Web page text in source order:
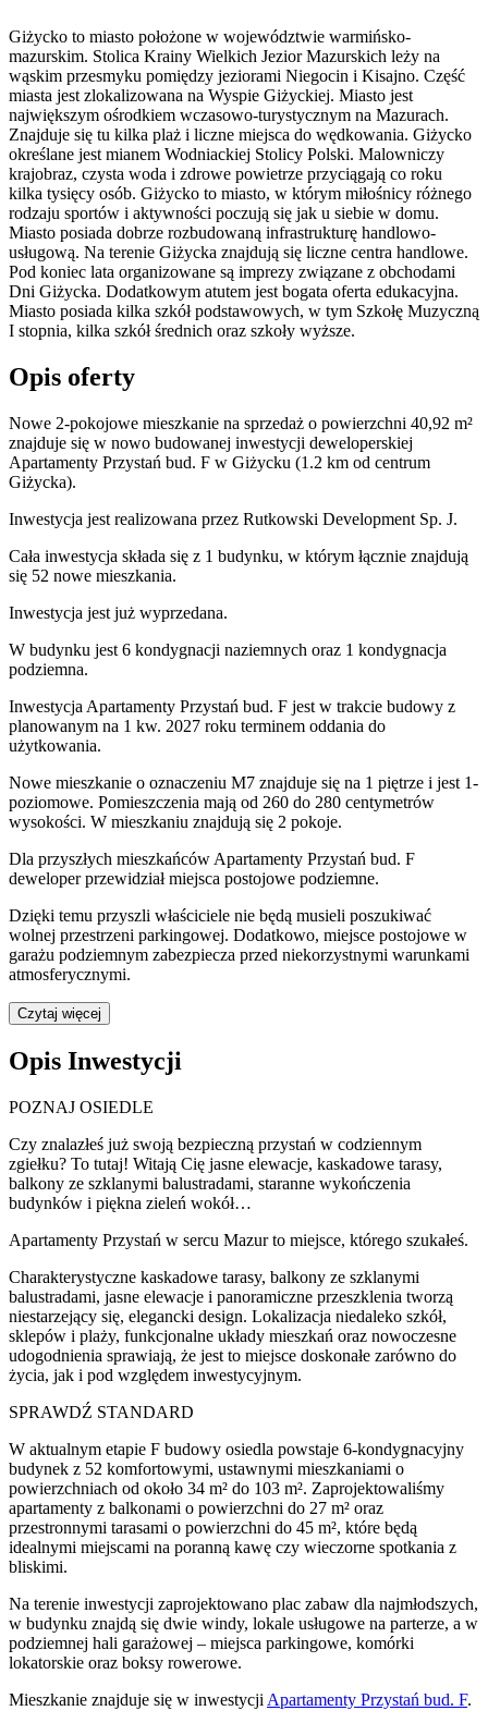
Giżycko to miasto położone w województwie warmińsko-
mazurskim. Stolica Krainy Wielkich Jezior Mazurskich leży na
wąskim przesmyku pomiędzy jeziorami Niegocin i Kisajno. Część
miasta jest zlokalizowana na Wyspie Giżyckiej. Miasto jest
największym ośrodkiem wczasowo-turystycznym na Mazurach.
Znajduje się tu kilka plaż i liczne miejsca do wędkowania. Giżycko
określane jest mianem Wodniackiej Stolicy Polski. Malowniczy
krajobraz, czysta woda i zdrowe powietrze przyciągają co roku
kilka tysięcy osób. Giżycko to miasto, w którym miłośnicy różnego
rodzaju sportów i aktywności poczują się jak u siebie w domu.
Miasto posiada dobrze rozbudowaną infrastrukturę handlowo-
usługową. Na terenie Giżycka znajdują się liczne centra handlowe.
Pod koniec lata organizowane są imprezy związane z obchodami
Dni Giżycka. Dodatkowym atutem jest bogata oferta edukacyjna.
Miasto posiada kilka szkół podstawowych, w tym Szkołę Muzyczną
I stopnia, kilka szkół średnich oraz szkoły wyższe.
Opis oferty
Nowe 2-pokojowe mieszkanie na sprzedaż o powierzchni 40,92 m²
znajduje się w nowo budowanej inwestycji deweloperskiej
Apartamenty Przystań bud. F w Giżycku (1.2 km od centrum
Giżycka).
Inwestycja jest realizowana przez Rutkowski Development Sp. J.
Cała inwestycja składa się z 1 budynku, w którym łącznie znajdują
się 52 nowe mieszkania.
Inwestycja jest już wyprzedana.
W budynku jest 6 kondygnacji naziemnych oraz 1 kondygnacja
podziemna.
Inwestycja Apartamenty Przystań bud. F jest w trakcie budowy z
planowanym na 1 kw. 2027 roku terminem oddania do
użytkowania.
Nowe mieszkanie o oznaczeniu M7 znajduje się na 1 piętrze i jest 1-
poziomowe. Pomieszczenia mają od 260 do 280 centymetrów
wysokości. W mieszkaniu znajdują się 2 pokoje.
Dla przyszłych mieszkańców Apartamenty Przystań bud. F
deweloper przewidziałmiejsca postojowe podziemne.
Dzięki temu przyszli właściciele nie będą musieli poszukiwać
wolnej przestrzeni parkingowej. Dodatkowo, miejsce postojowe w
garażu podziemnym zabezpiecza przed niekorzystnymi warunkami
atmosferycznymi.
Czytaj więcej
Opis Inwestycji
POZNAJ OSIEDLE
Czy znalazłeś już swoją bezpieczną przystań w codziennym
zgiełku? To tutaj! Witają Cię jasne elewacje, kaskadowe tarasy,
balkony ze szklanymi balustradami, staranne wykończenia
budynków i piękna zieleń wokół…
Apartamenty Przystań w sercu Mazur to miejsce, którego szukałeś.
Charakterystyczne kaskadowe tarasy, balkony ze szklanymi
balustradami, jasne elewacje i panoramiczne przeszklenia tworzą
niestarzejący się, elegancki design. Lokalizacja niedaleko szkół,
sklepów i plaży, funkcjonalne układy mieszkań oraz nowoczesne
udogodnienia sprawiają, że jest to miejsce doskonałe zarówno do
życia, jak i pod względem inwestycyjnym.
SPRAWDŹ STANDARD
W aktualnym etapie F budowy osiedla powstaje 6-kondygnacyjny
budynek z 52 komfortowymi, ustawnymi mieszkaniami o
powierzchniach od około 34 m² do 103 m². Zaprojektowaliśmy
apartamenty z balkonami o powierzchni do 27 m² oraz
przestronnymi tarasami o powierzchni do 45 m², które będą
idealnymi miejscami na poranną kawę czy wieczorne spotkania z
bliskimi.
Na terenie inwestycji zaprojektowano plac zabaw dla najmłodszych,
w budynku znajdą się dwie windy, lokale usługowe na parterze, a w
podziemnej hali garażowej – miejsca parkingowe, komórki
lokatorskie oraz boksy rowerowe.
Mieszkanie znajduje się w inwestycji Apartamenty Przystań bud. F.